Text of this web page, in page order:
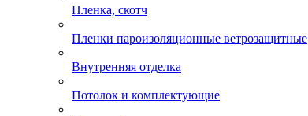
Пленка, скотч
Пленки пароизоляционные ветрозащитные
Внутренняя отделка
Потолок и комплектующие